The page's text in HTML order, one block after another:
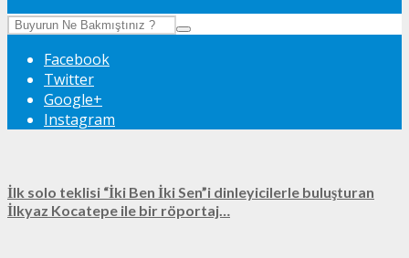
Facebook
Twitter
Google+
Instagram
İlk solo teklisi “İki Ben İki Sen”i dinleyicilerle buluşturan
İlkyaz Kocatepe ile bir röportaj…